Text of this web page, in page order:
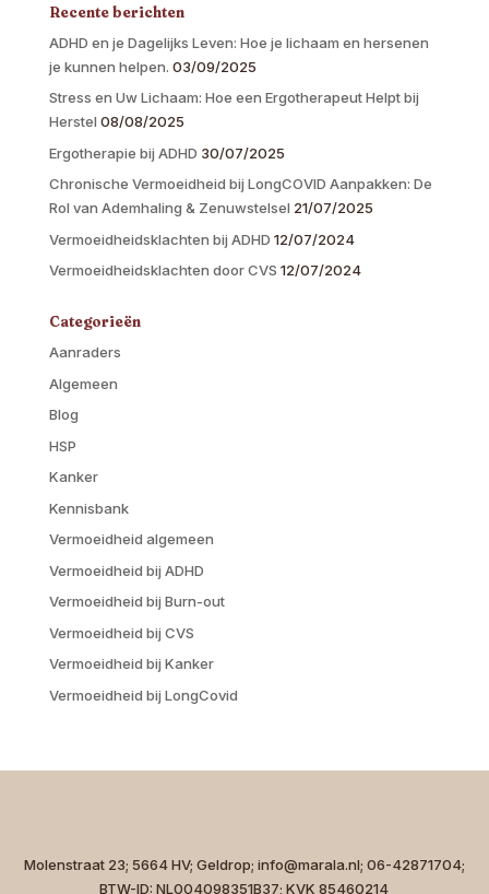
Recente berichten
ADHD en je Dagelijks Leven: Hoe je lichaam en hersenen
je kunnen helpen. 03/09/2025
Stress en Uw Lichaam: Hoe een Ergotherapeut Helpt bij
Herstel 08/08/2025
Ergotherapie bij ADHD 30/07/2025
Chronische Vermoeidheid bij LongCOVID Aanpakken: De
Rol van Ademhaling & Zenuwstelsel 21/07/2025
Vermoeidheidsklachten bij ADHD 12/07/2024
Vermoeidheidsklachten door CVS 12/07/2024
Categorieën
Aanraders
Algemeen
Blog
HSP
Kanker
Kennisbank
Vermoeidheid algemeen
Vermoeidheid bij ADHD
Vermoeidheid bij Burn-out
Vermoeidheid bij CVS
Vermoeidheid bij Kanker
Vermoeidheid bij LongCovid
Molenstraat 23; 5664 HV; Geldrop; info@marala.nl; 06-42871704;
BTW-ID: NL004098351B37; KVK 85460214